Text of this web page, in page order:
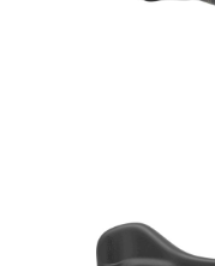
Rucksäcke